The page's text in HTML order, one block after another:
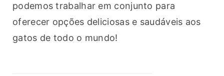
podemos trabalhar em conjunto para
oferecer opções deliciosas e saudáveis aos
gatos de todo o mundo!